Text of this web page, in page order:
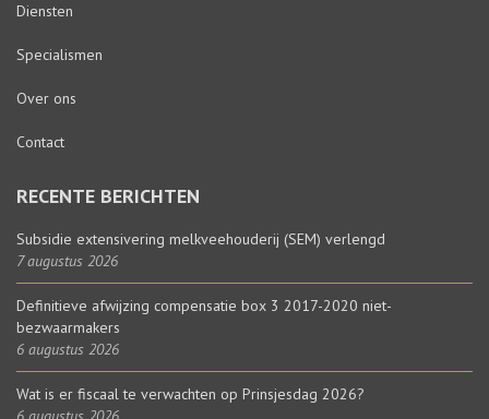
Diensten
Specialismen
Over ons
Contact
RECENTE BERICHTEN
Subsidie extensivering melkveehouderij (SEM) verlengd
7 augustus 2026
Definitieve afwijzing compensatie box 3 2017-2020 niet-
bezwaarmakers
6 augustus 2026
Wat is er fiscaal te verwachten op Prinsjesdag 2026?